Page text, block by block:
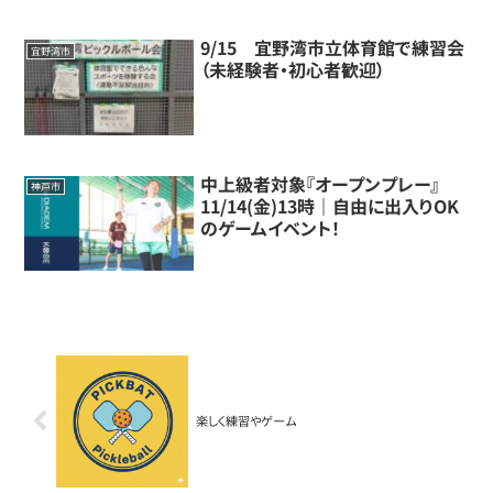
宜野湾市
9/15 宜野湾市立体育館で練習会
（未経験者・初心者歓迎）
神戸市
中上級者対象『オープンプレー』
11/14(金)13時｜自由に出入りOK
のゲームイベント！
楽しく練習やゲーム